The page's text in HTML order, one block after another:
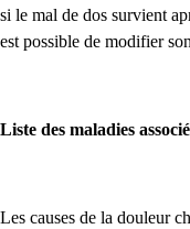
si le mal de dos survient
est possible de modifier
Liste des maladies
Les causes de la douleur